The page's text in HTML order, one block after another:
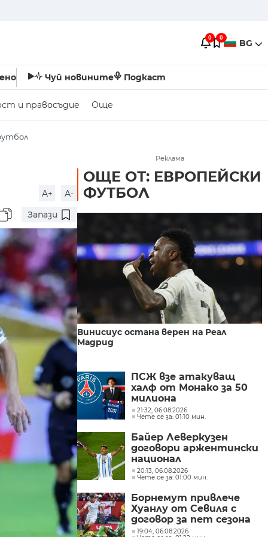
0 0 BG
Чуй новините Подкаст
и правосъдие Още
A+
A-
Запази
Реклама
ОЩЕ ОТ: ЕВРОПЕЙСКИ
ФУТБОЛ
Винисиус остана верен на Реал
Мадрид
ПСЖ взе атакуващ
халф от Монако за 50
милиона
21:32, 06.08.2026
Чете се за: 01:10 мин.
Байер Леверкузен
договори аржентински
национал
20:13, 06.08.2026
Чете се за: 01:00 мин.
Борнемут привлече
Хуанлу от Севиля с
договор за пет сезона
19:04, 06.08.2026